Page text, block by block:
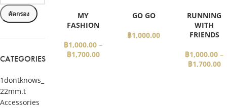
คัดกรอง
CATEGORIES
1dontknows_
22mm.t
Accessories
OPTIONS
MY
FASHION
฿1,000.00 –
฿1,700.00
D O
GO GO
฿1,000.00
D O
UT
RUNNING
WITH
FRIENDS
฿1,000.00 –
฿1,700.00